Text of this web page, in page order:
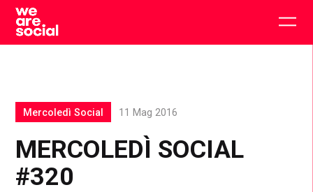
Skip
content
MERCOLEDÌ SOCIAL
#320
Mercoledì Social 11 Mag 2016